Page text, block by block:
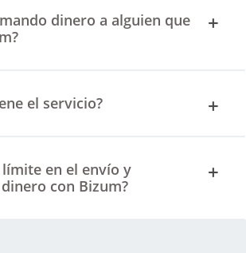
dinero a alguien que
el servicio?
límite en el envío y
con Bizum?